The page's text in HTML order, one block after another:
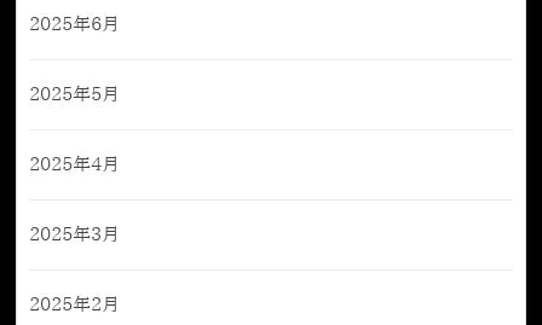
2025年6月
2025年5月
2025年4月
2025年3月
2025年2月